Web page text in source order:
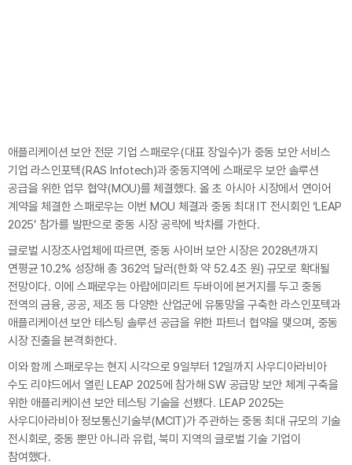
애플리케이션 보안 전문 기업 스패로우(대표 장일수)가 중동 보안 서비스
기업 라스인포텍(RAS Infotech)과 중동지역에 스패로우 보안 솔루션
공급을 위한 업무 협약(MOU)를 체결했다. 올 초 아시아 시장에서 연이어
계약을 체결한 스패로우는 이번 MOU 체결과 중동 최대 IT 전시회인 ‘LEAP
2025’ 참가를 발판으로 중동 시장 공략에 박차를 가한다.
글로벌 시장조사업체 에 따르면, 중동 사이버 보안 시장은 2028년까지
연평균 10.2% 성장해 총 362억 달러(한화 약 52.4조 원) 규모로 확대될
전망이다. 이에 스패로우는 아랍에미리트 두바이에 본거지를 두고 중동
전역의 금융, 공공, 제조 등 다양한 산업군에 유통망을 구축한 라스인포텍과
애플리케이션 보안 테스팅 솔루션 공급을 위한 파트너 협약을 맺으며, 중동
시장 진출을 본격화한다.
이와 함께 스패로우는 현지 시각으로 9일부터 12일까지 사우디아라비아
수도 리야드에서 열린 LEAP 2025에 참가해 SW 공급망 보안 체계 구축을
위한 애플리케이션 보안 테스팅 기술을 선뵀다. LEAP 2025는
사우디아라비아 정보통신기술부(MCIT)가 주관하는 중동 최대 규모의 기술
전시회로, 중동 뿐만 아니라 유럽, 북미 지역의 글로벌 기술 기업이
참여했다.